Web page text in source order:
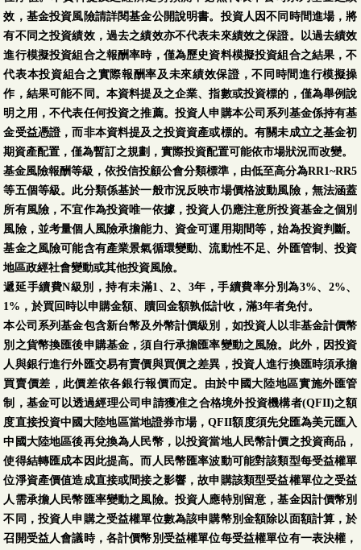
效，基金投資風險請詳閱基金公開說明書。投資人因不同時間進場，將
有不同之投資績效，過去之績效亦不代表未來績效之保證。以過去績效
進行模擬投資組合之報酬率時，僅為歷史資料模擬投資組合之結果，不
代表本投資組合之實際報酬率及未來績效保證，不同時間進行模擬操
作，結果可能不同。本資料提及之企業、指數或投資標的，僅為舉例說
明之用，不代表任何投資之推薦。投資人申購本公司系列基金係持有基
金受益憑證，而非本資料提及之投資資產或標的。有關未成立之基金初
期資產配置，僅為暫訂之規劃，實際投資配置可能依市場狀況而改變。
基金風險報酬等級，依投信投顧公會分類標準，由低至高分為RR1~RR5
等五個等級。此分類係基於一般市況反映市場價格波動風險，無法涵蓋
所有風險，不宜作為投資唯一依據，投資人仍應注意所投資基金之個別
風險，並考量個人風險承擔能力、資金可運用期間等，始為投資判斷。
基金之風險可能含有產業景氣循環變動、流動性不足、外匯管制、投資
地區政經社會變動或其他投資風險。
遞延手續費N級別，持有未滿1、2、3年，手續費率分別為3%、2%、
1%，於買回時以申購金額、贖回金額孰低計收，滿3年者免付。
本公司系列基金包含新台幣及外幣計價級別，如投資人以非基金計價幣
別之貨幣換匯後申購基金，須自行承擔匯率變動之風險。此外，因投資
人與銀行進行外匯交易有賣價與買價之差異，投資人進行換匯時須承擔
買賣價差，此價差依各銀行報價而定。由於中國大陸地區實施外匯管
制，基金可以透過經理公司申請獲准之合格境外投資機構者(QFII)之額
度直接投資中國大陸地區當地證券市場，QFII額度須先兌匯為美元匯入
中國大陸地區後再兌換為人民幣，以投資當地人民幣計價之投資商品，
使得結轉匯成本因此提高。而人民幣匯率波動可能對該類型每受益權單
位淨資產價值造成直接或間接之影響，故申購該類型受益權單位之受益
人需承擔人民幣匯率變動之風險。投資人應特別留意，基金因計價幣別
不同，投資人申購之受益權單位數為該申購幣別金額除以面額計算，於
召開受益人會議時，各計價幣別受益權單位每受益權單位有一表決權，